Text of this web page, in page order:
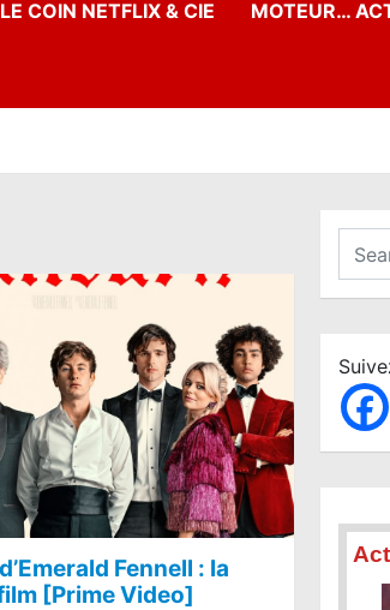
LE COIN NETFLIX & CIE MOTEUR…
Fennell : la
[Prime Video]
a
c
h